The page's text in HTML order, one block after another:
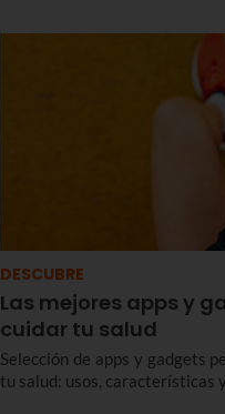
DESCUBRE
Las mejores apps y
cuidar tu salud
Selección de apps y gadgets
tu salud: usos, características